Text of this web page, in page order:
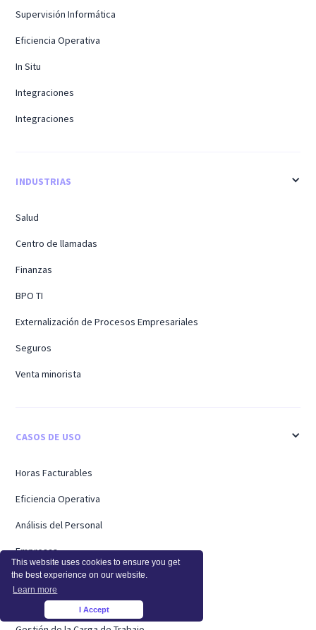
This website uses cookies to ensure you get
the best experience on our website.
Learn more
I Accept
Supervisión Informática
Eficiencia Operativa
In Situ
Integraciones
Integraciones
INDUSTRIAS
Salud
Centro de llamadas
Finanzas
BPO TI
Externalización de Procesos Empresariales
Seguros
Venta minorista
CASOS DE USO
Horas Facturables
Eficiencia Operativa
Análisis del Personal
Empresas
Trabajadores Remotos
Soporte